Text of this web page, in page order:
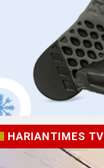
HARIANTIMES TV